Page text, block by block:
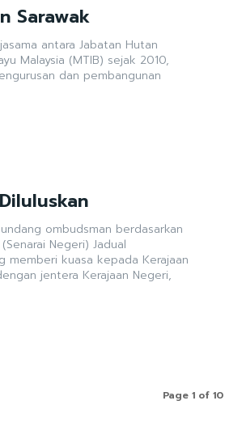
Sarawak
antara Jabatan Hutan
Malaysia (MTIB) sejak 2010,
dan pembangunan
ombudsman berdasarkan
Negeri) Jadual
memberi kuasa kepada Kerajaan
jentera Kerajaan Negeri,
Page 1 of 10